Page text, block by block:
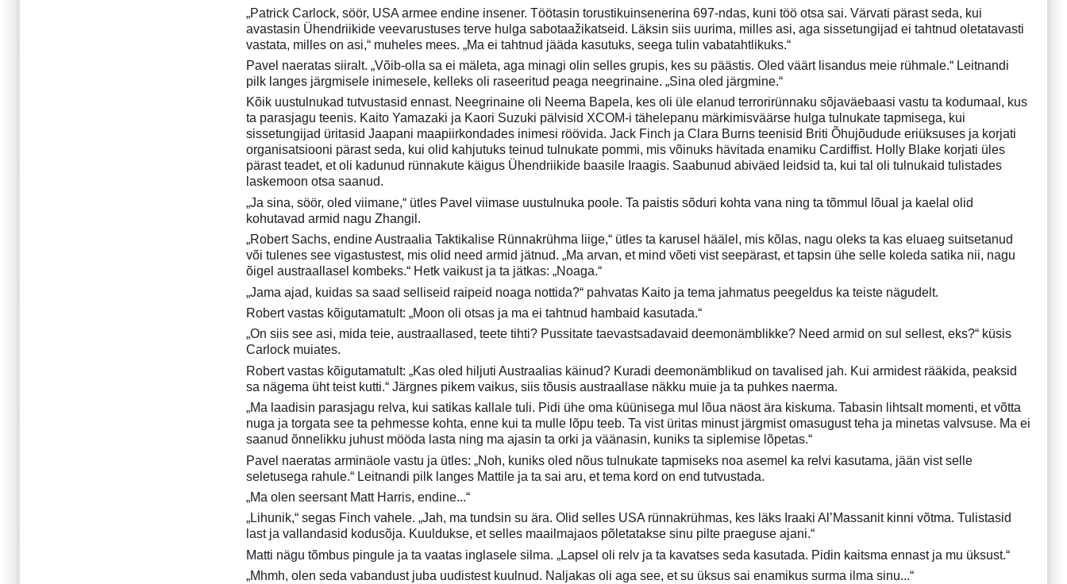
„Patrick Carlock, söör, USA armee endine insener. Töötasin torustikuinsenerina 697-ndas, kuni töö otsa sai. Värvati pärast seda, kui
avastasin Ühendriikide veevarustuses terve hulga sabotaažikatseid. Läksin siis uurima, milles asi, aga sissetungijad ei tahtnud oletatavasti
vastata, milles on asi,“ muheles mees. „Ma ei tahtnud jääda kasutuks, seega tulin vabatahtlikuks.“
Pavel naeratas siiralt. „Võib-olla sa ei mäleta, aga minagi olin selles grupis, kes su päästis. Oled väärt lisandus meie rühmale.“ Leitnandi
pilk langes järgmisele inimesele, kelleks oli raseeritud peaga neegrinaine. „Sina oled järgmine.“
Kõik uustulnukad tutvustasid ennast. Neegrinaine oli Neema Bapela, kes oli üle elanud terrorirünnaku sõjaväebaasi vastu ta kodumaal, kus
ta parasjagu teenis. Kaito Yamazaki ja Kaori Suzuki pälvisid XCOM-i tähelepanu märkimisväärse hulga tulnukate tapmisega, kui
sissetungijad üritasid Jaapani maapiirkondades inimesi röövida. Jack Finch ja Clara Burns teenisid Briti Õhujõudude eriüksuses ja korjati
organisatsiooni pärast seda, kui olid kahjutuks teinud tulnukate pommi, mis võinuks hävitada enamiku Cardiffist. Holly Blake korjati üles
pärast teadet, et oli kadunud rünnakute käigus Ühendriikide baasile Iraagis. Saabunud abiväed leidsid ta, kui tal oli tulnukaid tulistades
laskemoon otsa saanud.
„Ja sina, söör, oled viimane,“ ütles Pavel viimase uustulnuka poole. Ta paistis sõduri kohta vana ning ta tõmmul lõual ja kaelal olid
kohutavad armid nagu Zhangil.
„Robert Sachs, endine Austraalia Taktikalise Rünnakrühma liige,“ ütles ta karusel häälel, mis kõlas, nagu oleks ta kas eluaeg suitsetanud
või tulenes see vigastustest, mis olid need armid jätnud. „Ma arvan, et mind võeti vist seepärast, et tapsin ühe selle koleda satika nii, nagu
õigel austraallasel kombeks.“ Hetk vaikust ja ta jätkas: „Noaga.“
„Jama ajad, kuidas sa saad selliseid raipeid noaga nottida?“ pahvatas Kaito ja tema jahmatus peegeldus ka teiste nägudelt.
Robert vastas kõigutamatult: „Moon oli otsas ja ma ei tahtnud hambaid kasutada.“
„On siis see asi, mida teie, austraallased, teete tihti? Pussitate taevastsadavaid deemonämblikke? Need armid on sul sellest, eks?“ küsis
Carlock muiates.
Robert vastas kõigutamatult: „Kas oled hiljuti Austraalias käinud? Kuradi deemonämblikud on tavalised jah. Kui armidest rääkida, peaksid
sa nägema üht teist kutti.“ Järgnes pikem vaikus, siis tõusis austraallase näkku muie ja ta puhkes naerma.
„Ma laadisin parasjagu relva, kui satikas kallale tuli. Pidi ühe oma küünisega mul lõua näost ära kiskuma. Tabasin lihtsalt momenti, et võtta
nuga ja torgata see ta pehmesse kohta, enne kui ta mulle lõpu teeb. Ta vist üritas minust järgmist omasugust teha ja minetas valvsuse. Ma ei
saanud õnnelikku juhust mööda lasta ning ma ajasin ta orki ja väänasin, kuniks ta siplemise lõpetas.“
Pavel naeratas arminäole vastu ja ütles: „Noh, kuniks oled nõus tulnukate tapmiseks noa asemel ka relvi kasutama, jään vist selle
seletusega rahule.“ Leitnandi pilk langes Mattile ja ta sai aru, et tema kord on end tutvustada.
„Ma olen seersant Matt Harris, endine...“
„Lihunik,“ segas Finch vahele. „Jah, ma tundsin su ära. Olid selles USA rünnakrühmas, kes läks Iraaki Al’Massanit kinni võtma. Tulistasid
last ja vallandasid kodusõja. Kuuldukse, et selles maailmajaos põletatakse sinu pilte praeguse ajani.“
Matti nägu tõmbus pingule ja ta vaatas inglasele silma. „Lapsel oli relv ja ta kavatses seda kasutada. Pidin kaitsma ennast ja mu üksust.“
„Mhmh, olen seda vabandust juba uudistest kuulnud. Naljakas oli aga see, et su üksus sai enamikus surma ilma sinu...“